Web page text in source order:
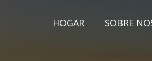
HOGAR SOBRE